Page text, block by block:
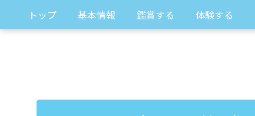
トップ 基本情報 鑑賞する 体験する